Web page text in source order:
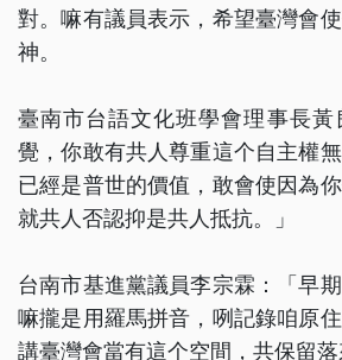
對。嘛有議員表示，希望臺灣會
神。
臺南市台語文化班學會理事長黃
覺，你敢有共人尊重這个自主權
已經是普世的價值，敢會使因為
就共人否認抑是共人抵抗。」
台南市基進黨議員李宗霖：「早
嘛攏是用羅馬拼音，咧記錄咱原
講臺灣會當有這个空間，共保留落